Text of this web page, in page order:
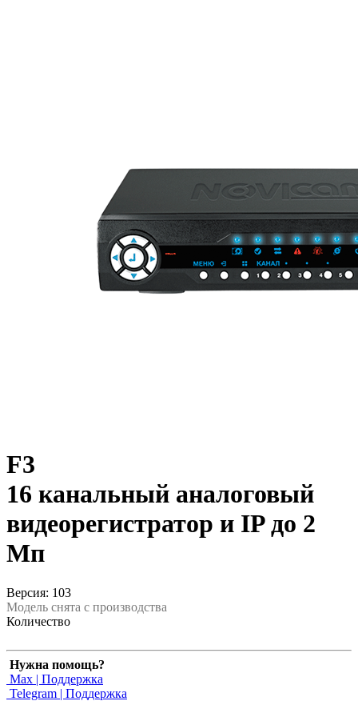
F3
16 канальный аналоговый
видеорегистратор и IP до 2
Мп
Версия: 103
Модель снята с производства
Количество
Нужна помощь?
Max | Поддержка
Telegram | Поддержка